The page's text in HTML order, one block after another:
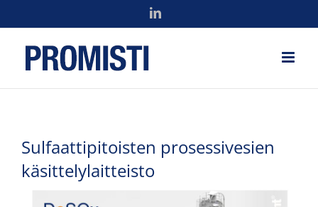
to
content
LinkedIn
Sulfaattipitoisten prosessivesien
käsittelylaitteisto